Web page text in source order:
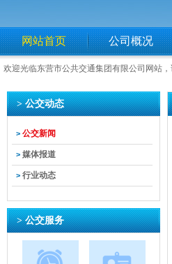
网站首页 公司概况
欢迎光临东营市公共交通集团有限公司网站
> 公交动态
> 公交新闻
> 媒体报道
> 行业动态
> 公交服务